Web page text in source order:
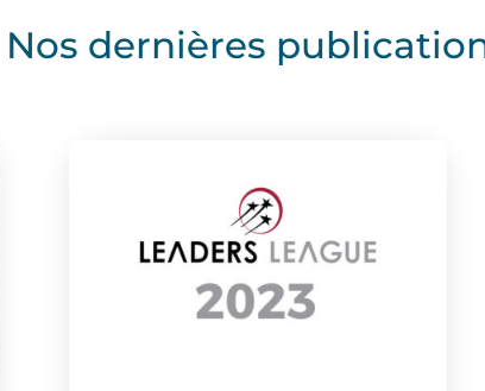
Nos dernières